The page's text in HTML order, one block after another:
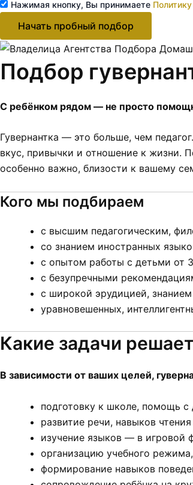
Нажимая кнопку, Вы принимаете
Начать пробный подбор
Подбор
С ребёнком рядом — не просто
Гувернантка — это больше, чем
вкус, привычки и отношение к жизни.
особенно важно, близости к вашему
Кого мы подбираем
с высшим педагогическим,
со знанием иностранных
с опытом работы с детьми от
с безупречными
с широкой эрудицией,
уравновешенных,
Какие задачи
В зависимости от ваших целей,
подготовку к школе, помощь
развитие речи, навыков
изучение языков — в игровой
организацию учебного
формирование навыков